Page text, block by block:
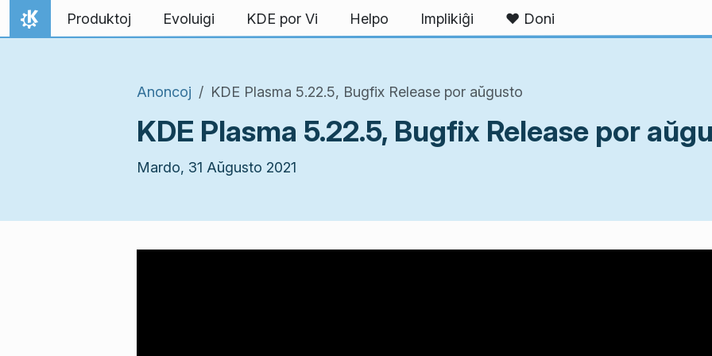
Salti al enhavo
Hejmo
Produktoj Evoluigi KDE por Vi Helpo Implikiĝi ❤ Doni
Anoncoj KDE Plasma 5.22.5, Bugfix Release por aŭgusto
KDE Plasma 5.22.5, Bugfix Release por
Mardo, 31 Aŭgusto 2021